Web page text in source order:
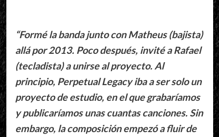
“Formé la banda junto con Matheus (bajista)
allá por 2013. Poco después, invité a Rafael
(tecladista) a unirse al proyecto. Al
principio, Perpetual Legacy iba a ser solo un
proyecto de estudio, en el que grabaríamos
y publicaríamos unas cuantas canciones. Sin
embargo, la composición empezó a fluir de